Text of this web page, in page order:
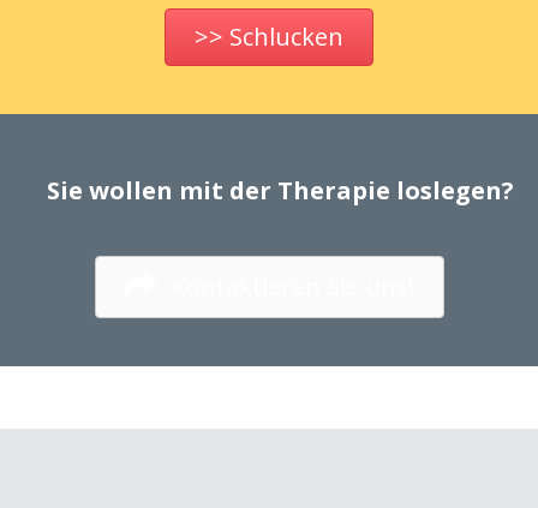
>> Schlucken
Sie wollen mit der Therapie loslegen?